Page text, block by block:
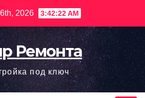
2026 3:42:23 AM
Ремонта
под ключ